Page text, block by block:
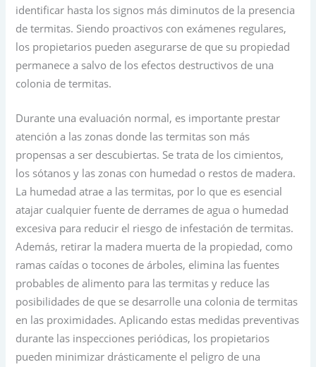
identificar hasta los signos más diminutos de la presencia
de termitas. Siendo proactivos con exámenes regulares,
los propietarios pueden asegurarse de que su propiedad
permanece a salvo de los efectos destructivos de una
colonia de termitas.
Durante una evaluación normal, es importante prestar
atención a las zonas donde las termitas son más
propensas a ser descubiertas. Se trata de los cimientos,
los sótanos y las zonas con humedad o restos de madera.
La humedad atrae a las termitas, por lo que es esencial
atajar cualquier fuente de derrames de agua o humedad
excesiva para reducir el riesgo de infestación de termitas.
Además, retirar la madera muerta de la propiedad, como
ramas caídas o tocones de árboles, elimina las fuentes
probables de alimento para las termitas y reduce las
posibilidades de que se desarrolle una colonia de termitas
en las proximidades. Aplicando estas medidas preventivas
durante las inspecciones periódicas, los propietarios
pueden minimizar drásticamente el peligro de una